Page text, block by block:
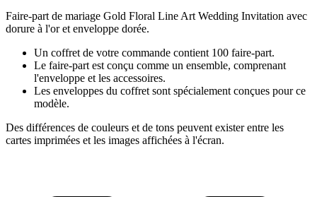
Faire-part de mariage Gold Floral Line Art Wedding Invitation avec
dorure à l'or et enveloppe dorée.
Un coffret de votre commande contient 100 faire-part.
Le faire-part est conçu comme un ensemble, comprenant
l'enveloppe et les accessoires.
Les enveloppes du coffret sont spécialement conçues pour ce
modèle.
Des différences de couleurs et de tons peuvent exister entre les
cartes imprimées et les images affichées à l'écran.